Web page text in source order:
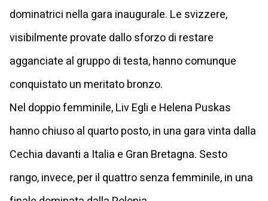
dominatrici nella gara inaugurale. Le svizzere,
visibilmente provate dallo sforzo di restare
agganciate al gruppo di testa, hanno comunque
conquistato un meritato bronzo.
Nel doppio femminile, Liv Egli e Helena Puskas
hanno chiuso al quarto posto, in una gara vinta dalla
Cechia davanti a Italia e Gran Bretagna. Sesto
rango, invece, per il quattro senza femminile, in una